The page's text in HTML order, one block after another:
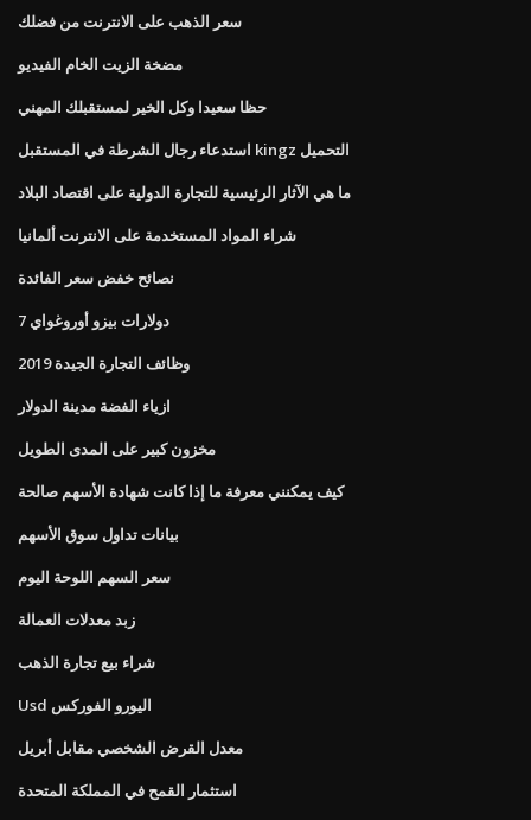
سعر الذهب على الانترنت من فضلك
مضخة الزيت الخام الفيديو
حظا سعيدا وكل الخير لمستقبلك المهني
استدعاء رجال الشرطة في المستقبل kingz التحميل
ما هي الآثار الرئيسية للتجارة الدولية على اقتصاد البلاد
شراء المواد المستخدمة على الانترنت ألمانيا
نصائح خفض سعر الفائدة
7 دولارات بيزو أوروغواي
وظائف التجارة الجيدة 2019
ازياء الفضة مدينة الدولار
مخزون كبير على المدى الطويل
كيف يمكنني معرفة ما إذا كانت شهادة الأسهم صالحة
بيانات تداول سوق الأسهم
سعر السهم اللوحة اليوم
زبد معدلات العمالة
شراء بيع تجارة الذهب
Usd اليورو الفوركس
معدل القرض الشخصي مقابل أبريل
استثمار القمح في المملكة المتحدة